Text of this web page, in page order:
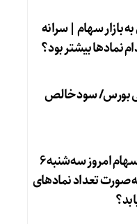
بازار سهام | سرانه
نماد‌ها بیشتر بود؟
بورس/ سود خالص
پیش‌بینی بازار سهام امروز سه‌شنبه ۶
| در چه صورت تعداد نماد‌های